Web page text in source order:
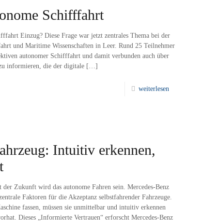
Schifffahrt
Einzug? Diese Frage war jetzt zentrales Thema bei der
und Maritime Wissenschaften in Leer. Rund 25 Teilnehmer
autonomer Schifffahrt und damit verbunden auch über
informieren, die der digitale […]
weiterlesen
Intuitiv erkennen,
Zukunft wird das autonome Fahren sein. Mercedes-Benz
Faktoren für die Akzeptanz selbstfahrender Fahrzeuge.
fassen, müssen sie unmittelbar und intuitiv erkennen
Dieses „Informierte Vertrauen“ erforscht Mercedes-Benz